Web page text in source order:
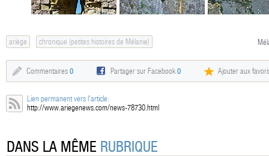
ariège chronique (petites histoires de Mélanie)
Commentaires 0 Partager sur Facebook0 Ajouter aux
Lien permanent vers l'article:
http://www.ariegenews.com/news-78730.html
DANS LA MÊME RUBRIQUE